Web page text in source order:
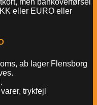
men bankoverførsel
eller EURO eller
ab lager Flensborg
trykfejl